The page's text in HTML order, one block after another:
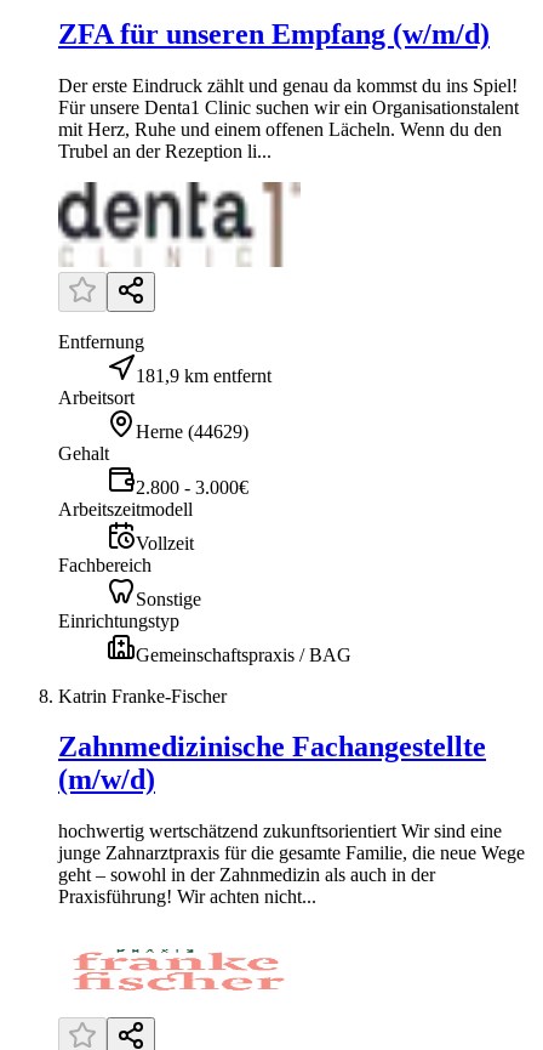
ZFA für unseren Empfang (w/m/d)
Der erste Eindruck zählt und genau da kommst du ins Spiel!
Für unsere Denta1 Clinic suchen wir ein Organisationstalent
mit Herz, Ruhe und einem offenen Lächeln. Wenn du den
Trubel an der Rezeption li...
Entfernung
181,9 km entfernt
Arbeitsort
Herne (44629)
Gehalt
2.800 - 3.000€
Arbeitszeitmodell
Vollzeit
Fachbereich
Sonstige
Einrichtungstyp
Gemeinschaftspraxis / BAG
Katrin Franke-Fischer
Zahnmedizinische Fachangestellte
(m/w/d)
hochwertig wertschätzend zukunftsorientiert Wir sind eine
junge Zahnarztpraxis für die gesamte Familie, die neue Wege
geht – sowohl in der Zahnmedizin als auch in der
Praxisführung! Wir achten nicht...